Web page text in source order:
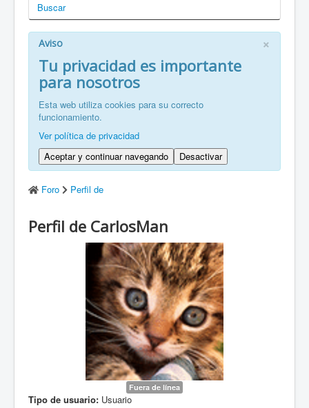
CAT: Benvingut a ZaragozaRoller!
GAL: Benvido a ZaragozaRoller!
FR: Bienvenu à ZaragozaRoller!
ZH: 欢迎来到萨拉戈萨轮滑协会！
Buscar
×
Aviso
Tu privacidad es importante
para nosotros
Esta web utiliza cookies para su correcto
funcionamiento.
Ver política de privacidad
Aceptar y continuar navegando
Desactivar
Foro Perfil de
Perfil de CarlosMan
Fuera de línea
Tipo de usuario: Usuario